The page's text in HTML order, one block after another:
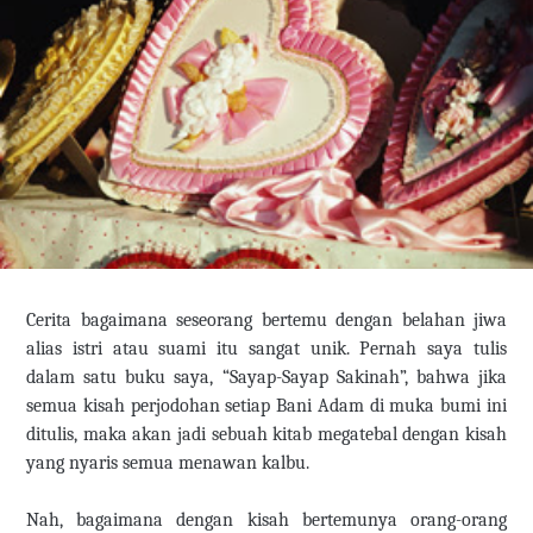
Cerita bagaimana seseorang bertemu dengan belahan jiwa
alias istri atau suami itu sangat unik. Pernah saya tulis
dalam satu buku saya, “Sayap-Sayap Sakinah”, bahwa jika
semua kisah perjodohan setiap Bani Adam di muka bumi ini
ditulis, maka akan jadi sebuah kitab megatebal dengan kisah
yang nyaris semua menawan kalbu.
Nah, bagaimana dengan kisah bertemunya orang-orang